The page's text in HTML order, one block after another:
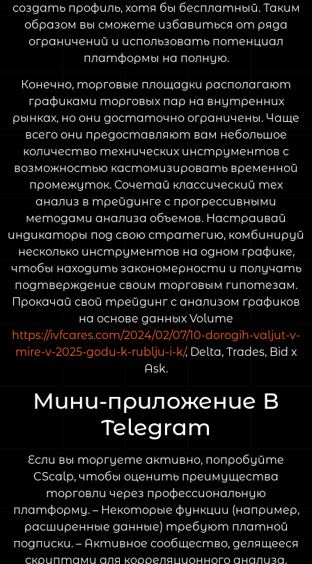
создать профиль, хотя бы бесплатный. Таким
образом вы сможете избавиться от ряда
ограничений и использовать потенциал
платформы на полную.
Конечно, торговые площадки располагают
графиками торговых пар на внутренних
рынках, но они достаточно ограничены. Чаще
всего они предоставляют вам небольшое
количество технических инструментов с
возможностью кастомизировать временной
промежуток. Сочетай классический тех
анализ в трейдинге с прогрессивными
методами анализа объемов. Настраивай
индикаторы под свою стратегию, комбинируй
несколько инструментов на одном графике,
чтобы находить закономерности и получать
подтверждение своим торговым гипотезам.
Прокачай свой трейдинг с анализом графиков
на основе данных Volume
https://ivfcares.com/2024/02/07/10-dorogih-valjut-v-
mire-v-2025-godu-k-rublju-i-k/, Delta, Trades, Bid x
Ask.
Мини-приложение В
Telegram
Если вы торгуете активно, попробуйте
CScalp, чтобы оценить преимущества
торговли через профессиональную
платформу. – Некоторые функции (например,
расширенные данные) требуют платной
подписки. – Активное сообщество, делящееся
скриптами для корреляционного анализа.